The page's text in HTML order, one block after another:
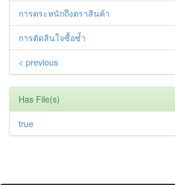
การตระหนักถึงตราสินค้า
การตัดสินใจซื้อซ้ำ
< previous
Has File(s)
true